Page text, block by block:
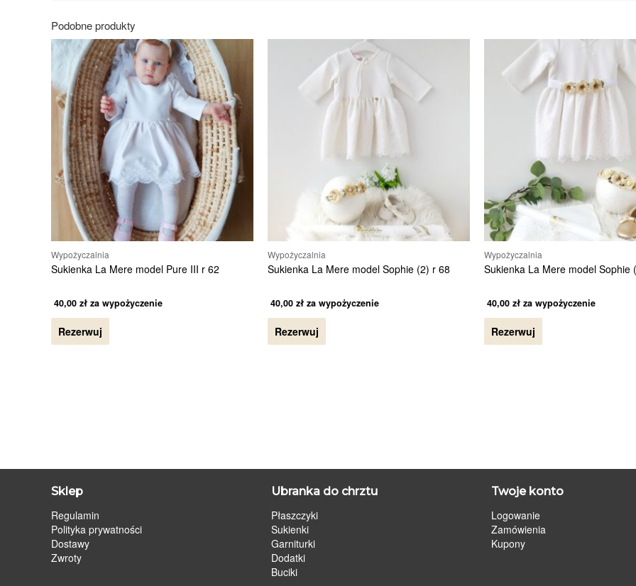
Podobne produkty
Wypożyczalnia
Sukienka La Mere model Pure III r 62
40,00 zł za wypożyczenie
Rezerwuj
Wypożyczalnia
Sukienka La Mere model Sophie (2) r 68
40,00 zł za wypożyczenie
Rezerwuj
Wypożyczalnia
Sukienka La Mere model Sophie
40,00 zł za wypożyczenie
Rezerwuj
Sklep
Regulamin
Polityka prywatności
Dostawy
Zwroty
Ubranka do chrztu
Płaszczyki
Sukienki
Garniturki
Dodatki
Buciki
Twoje konto
Logowanie
Zamówienia
Kupony